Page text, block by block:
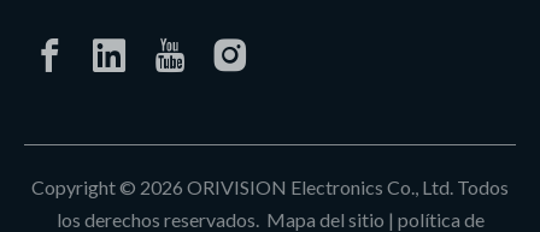
Copyright © 2026 ORIVISION Electronics Co., Ltd. Todos
los derechos reservados. Mapa del sitio | política de